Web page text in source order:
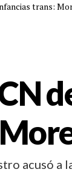
trans:
acusó